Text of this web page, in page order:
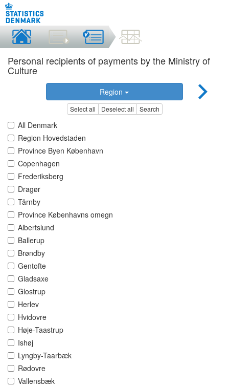
Personal recipients of payments by the Ministry of
Culture
Region
Select all Deselect all Search
All Denmark
Region Hovedstaden
Province Byen København
Copenhagen
Frederiksberg
Dragør
Tårnby
Province Københavns omegn
Albertslund
Ballerup
Brøndby
Gentofte
Gladsaxe
Glostrup
Herlev
Hvidovre
Høje-Taastrup
Ishøj
Lyngby-Taarbæk
Rødovre
Vallensbæk